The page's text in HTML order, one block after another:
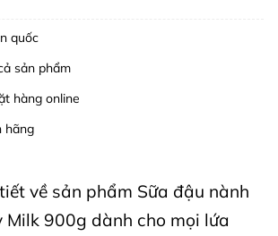
quốc
sản phẩm
hàng online
hãng
về sản phẩm Sữa đậu nành
Milk 900g dành cho mọi lứa